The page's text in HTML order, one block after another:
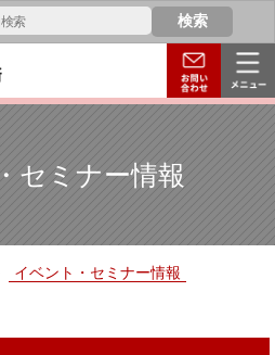
セミナー情報
イベント・セミナー情報